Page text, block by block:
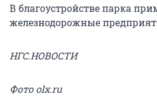
В благоустройстве парка
железнодорожные
НГС.НОВОСТИ
Фото olx.ru